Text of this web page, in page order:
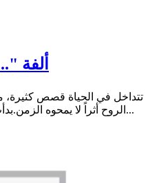
" ألفة
تتداخل في الحياة قصص كثيرة،
الروح أثراً لا يمحوه الزمن.بدأت رحلتي مع جمعية التنمية الأسرية...